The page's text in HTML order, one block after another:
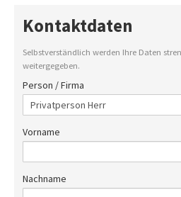
AGB
DATENSCHUTZ
HAFTUNGSAUSSCHLUSS
WIDERRUFSBELEHRUNG
WIDERRUFSFORMULAR
STANDORTE
Kontaktdaten
Selbstverständlich werden Ihre Daten
weitergegeben.
Person / Firma
Vorname
Nachname